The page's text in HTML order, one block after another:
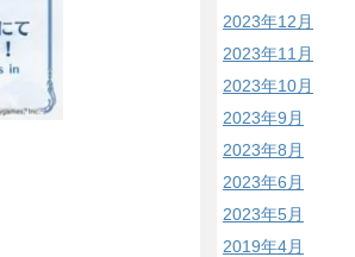
2023年12月
2023年11月
2023年10月
2023年9月
2023年8月
2023年6月
2023年5月
2019年4月